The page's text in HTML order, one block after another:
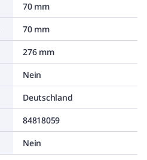
70 mm
70 mm
276 mm
Nein
Deutschland
84818059
Nein